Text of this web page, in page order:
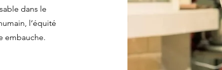
dans le
l’équité
embauche.